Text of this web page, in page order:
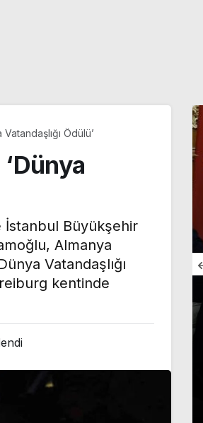
Ödülü’
İstanbul Büyükşehir
Almanya
Vatandaşlığı
kentinde
1. Lig’de yeni
heyecanı başlıyor